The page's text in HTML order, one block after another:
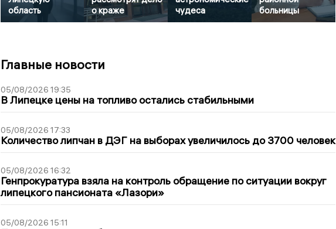
область
о краже
чудеса
больницы
Главные новости
05/08/2026 19:35
В Липецке цены на топливо остались стабильными
05/08/2026 17:33
Количество липчан в ДЭГ на выборах увеличилось до 3700 человек
05/08/2026 16:32
Генпрокуратура взяла на контроль обращение по ситуации вокруг
липецкого пансионата «Лазори»
05/08/2026 15:11